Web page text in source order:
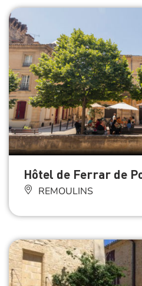
Hôtel de Ferrar de
REMOULINS